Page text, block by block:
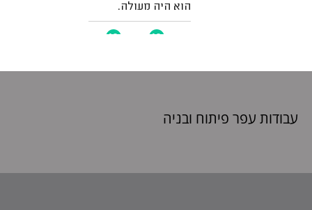
עבודות עפר פיתוח ובניה